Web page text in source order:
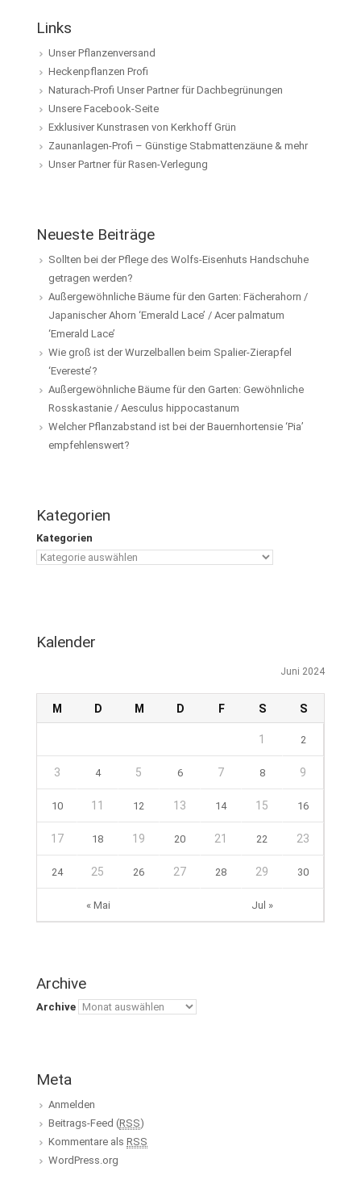
Links
Unser Pflanzenversand
Heckenpflanzen Profi
Naturach-Profi Unser Partner für Dachbegrünungen
Unsere Facebook-Seite
Exklusiver Kunstrasen von Kerkhoff Grün
Zaunanlagen-Profi – Günstige Stabmattenzäune & mehr
Unser Partner für Rasen-Verlegung
Neueste Beiträge
Sollten bei der Pflege des Wolfs-Eisenhuts Handschuhe
getragen werden?
Außergewöhnliche Bäume für den Garten: Fächerahorn /
Japanischer Ahorn ‘Emerald Lace’ / Acer palmatum
‘Emerald Lace’
Wie groß ist der Wurzelballen beim Spalier-Zierapfel
‘Evereste’?
Außergewöhnliche Bäume für den Garten: Gewöhnliche
Rosskastanie / Aesculus hippocastanum
Welcher Pflanzabstand ist bei der Bauernhortensie ‘Pia’
empfehlenswert?
Kategorien
Kategorien
Kalender
Juni 2024
M D M D F S S
« Mai Jul »
1 2
3 4 5 6 7 8 9
10 11 12 13 14 15 16
17 18 19 20 21 22 23
24 25 26 27 28 29 30
Archive
Archive
Meta
Anmelden
Beitrags-Feed (RSS)
Kommentare als RSS
WordPress.org